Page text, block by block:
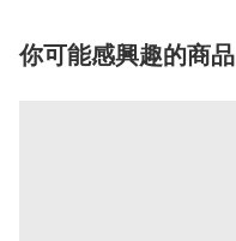
你可能感興趣的商品